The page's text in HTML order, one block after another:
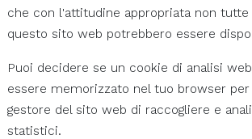
che con l'attitudine appropriata non
questo sito web potrebbero essere
Puoi decidere se un cookie di analisi
essere memorizzato nel tuo browser
gestore del sito web di raccogliere e
statistici.